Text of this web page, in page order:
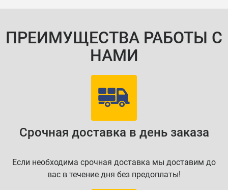
ПРЕИМУЩЕСТВА РАБОТЫ С
НАМИ
Срочная доставка в день заказа
Если необходима срочная доставка мы доставим до
вас в течение дня без предоплаты!